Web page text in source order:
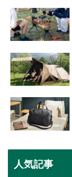
人気記事